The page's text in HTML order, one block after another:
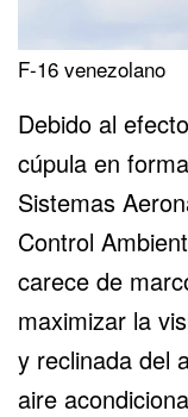
F-16 venezolano
Debido al
cúpula en
Sistemas
Control
carece de
maximizar la
y reclinada del
aire